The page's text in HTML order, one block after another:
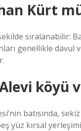
Kürt
sıralanabilir:
genellikle
köyü
batısında,
yüz kırsal